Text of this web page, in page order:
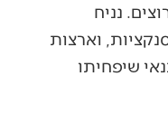
נניח
וארצות
שיפחיתו